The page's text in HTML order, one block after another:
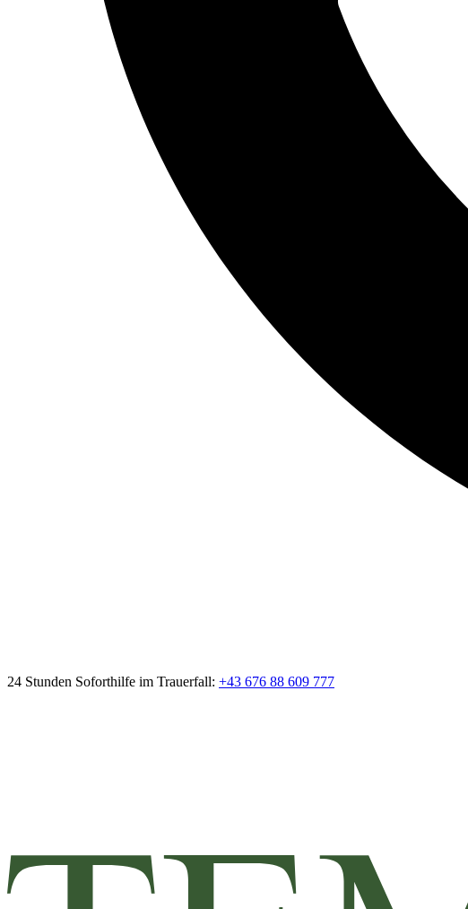
24 Stunden Soforthilfe im Trauerfall: +43 676 88 609 777